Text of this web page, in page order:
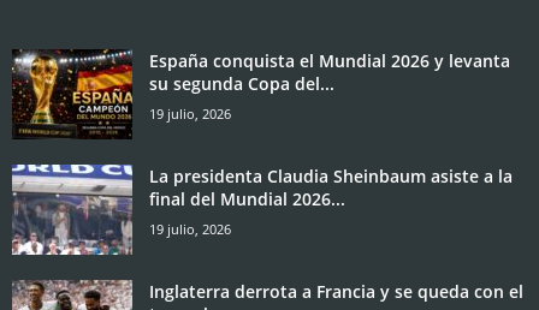
España conquista el Mundial 2026 y levanta
su segunda Copa del...
19 julio, 2026
La presidenta Claudia Sheinbaum asiste a la
final del Mundial 2026...
19 julio, 2026
Inglaterra derrota a Francia y se queda con el